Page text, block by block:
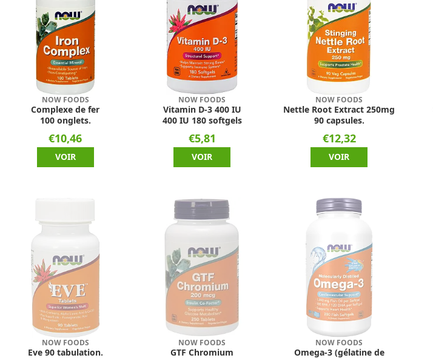
NOW FOODS
Complexe de fer
100 onglets.
€10,46
VOIR
NOW FOODS
Vitamin D-3 400 IU
400 IU 180 softgels
€5,81
VOIR
NOW FOODS
Nettle Root Extract 250mg
90 capsules.
€12,32
VOIR
NOW FOODS
Eve 90 tabulation.
NOW FOODS
GTF Chromium
NOW FOODS
Omega-3 (gélatine de